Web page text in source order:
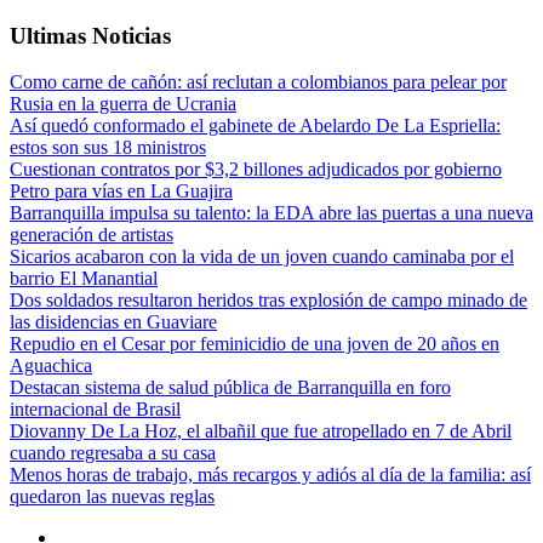
Ultimas Noticias
Como carne de cañón: así reclutan a colombianos para pelear por
Rusia en la guerra de Ucrania
Así quedó conformado el gabinete de Abelardo De La Espriella:
estos son sus 18 ministros
Cuestionan contratos por $3,2 billones adjudicados por gobierno
Petro para vías en La Guajira
Barranquilla impulsa su talento: la EDA abre las puertas a una nueva
generación de artistas
Sicarios acabaron con la vida de un joven cuando caminaba por el
barrio El Manantial
Dos soldados resultaron heridos tras explosión de campo minado de
las disidencias en Guaviare
Repudio en el Cesar por feminicidio de una joven de 20 años en
Aguachica
Destacan sistema de salud pública de Barranquilla en foro
internacional de Brasil
Diovanny De La Hoz, el albañil que fue atropellado en 7 de Abril
cuando regresaba a su casa
Menos horas de trabajo, más recargos y adiós al día de la familia: así
quedaron las nuevas reglas